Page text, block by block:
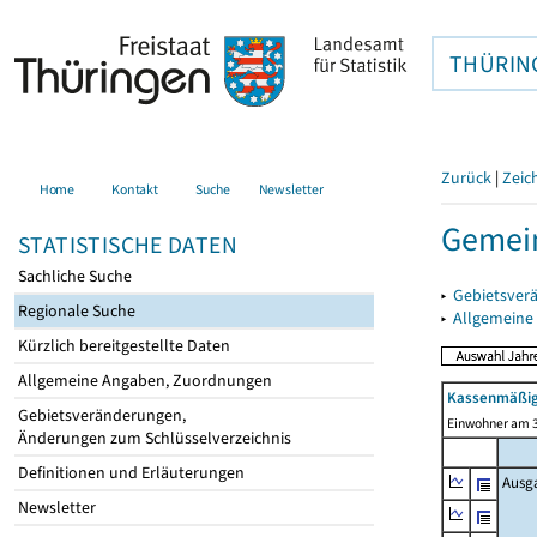
Home Kontakt Suche Newsletter
STATISTISCHE DATEN
Sachliche Suche
Regionale Suche
Kürzlich bereitgestellte Daten
Allgemeine Angaben, Zuordnungen
Gebietsveränderungen,
Änderungen zum Schlüsselverzeichnis
Definitionen und Erläuterungen
Newsletter
Zurück |
▸
▸
Einwohner am